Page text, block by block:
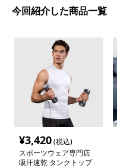
今回紹介した商品一覧
¥3,420(税込)
スポーツウェア専門店
吸汗速乾 タンクトップ